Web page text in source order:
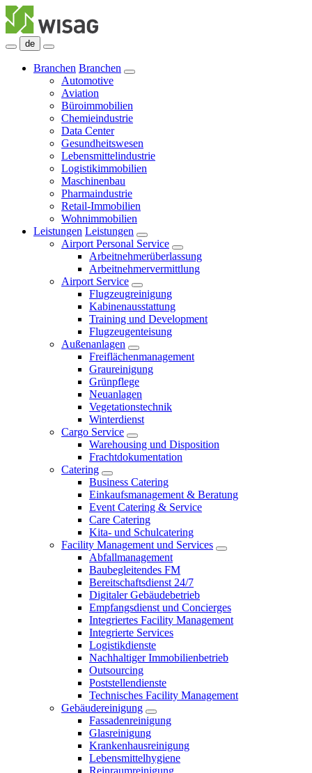
de
Branchen Branchen
Automotive
Aviation
Büroimmobilien
Chemieindustrie
Data Center
Gesundheitswesen
Lebensmittelindustrie
Logistikimmobilien
Maschinenbau
Pharmaindustrie
Retail-Immobilien
Wohnimmobilien
Leistungen Leistungen
Airport Personal Service
Arbeitnehmerüberlassung
Arbeitnehmervermittlung
Airport Service
Flugzeugreinigung
Kabinenausstattung
Training und Development
Flugzeugenteisung
Außenanlagen
Freiflächenmanagement
Graureinigung
Grünpflege
Neuanlagen
Vegetationstechnik
Winterdienst
Cargo Service
Warehousing und Disposition
Frachtdokumentation
Catering
Business Catering
Einkaufsmanagement & Beratung
Event Catering & Service
Care Catering
Kita- und Schulcatering
Facility Management und Services
Abfallmanagement
Baubegleitendes FM
Bereitschaftsdienst 24/7
Digitaler Gebäudebetrieb
Empfangsdienst und Concierges
Integriertes Facility Management
Integrierte Services
Logistikdienste
Nachhaltiger Immobilienbetrieb
Outsourcing
Poststellendienste
Technisches Facility Management
Gebäudereinigung
Fassadenreinigung
Glasreinigung
Krankenhausreinigung
Lebensmittelhygiene
Reinraumreinigung